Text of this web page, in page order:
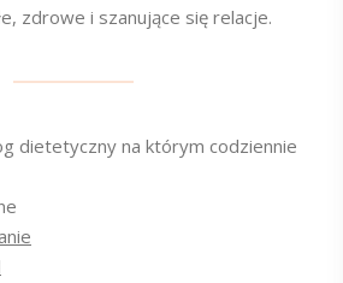
zdrowe i szanujące się relacje.
dietetyczny na którym codziennie